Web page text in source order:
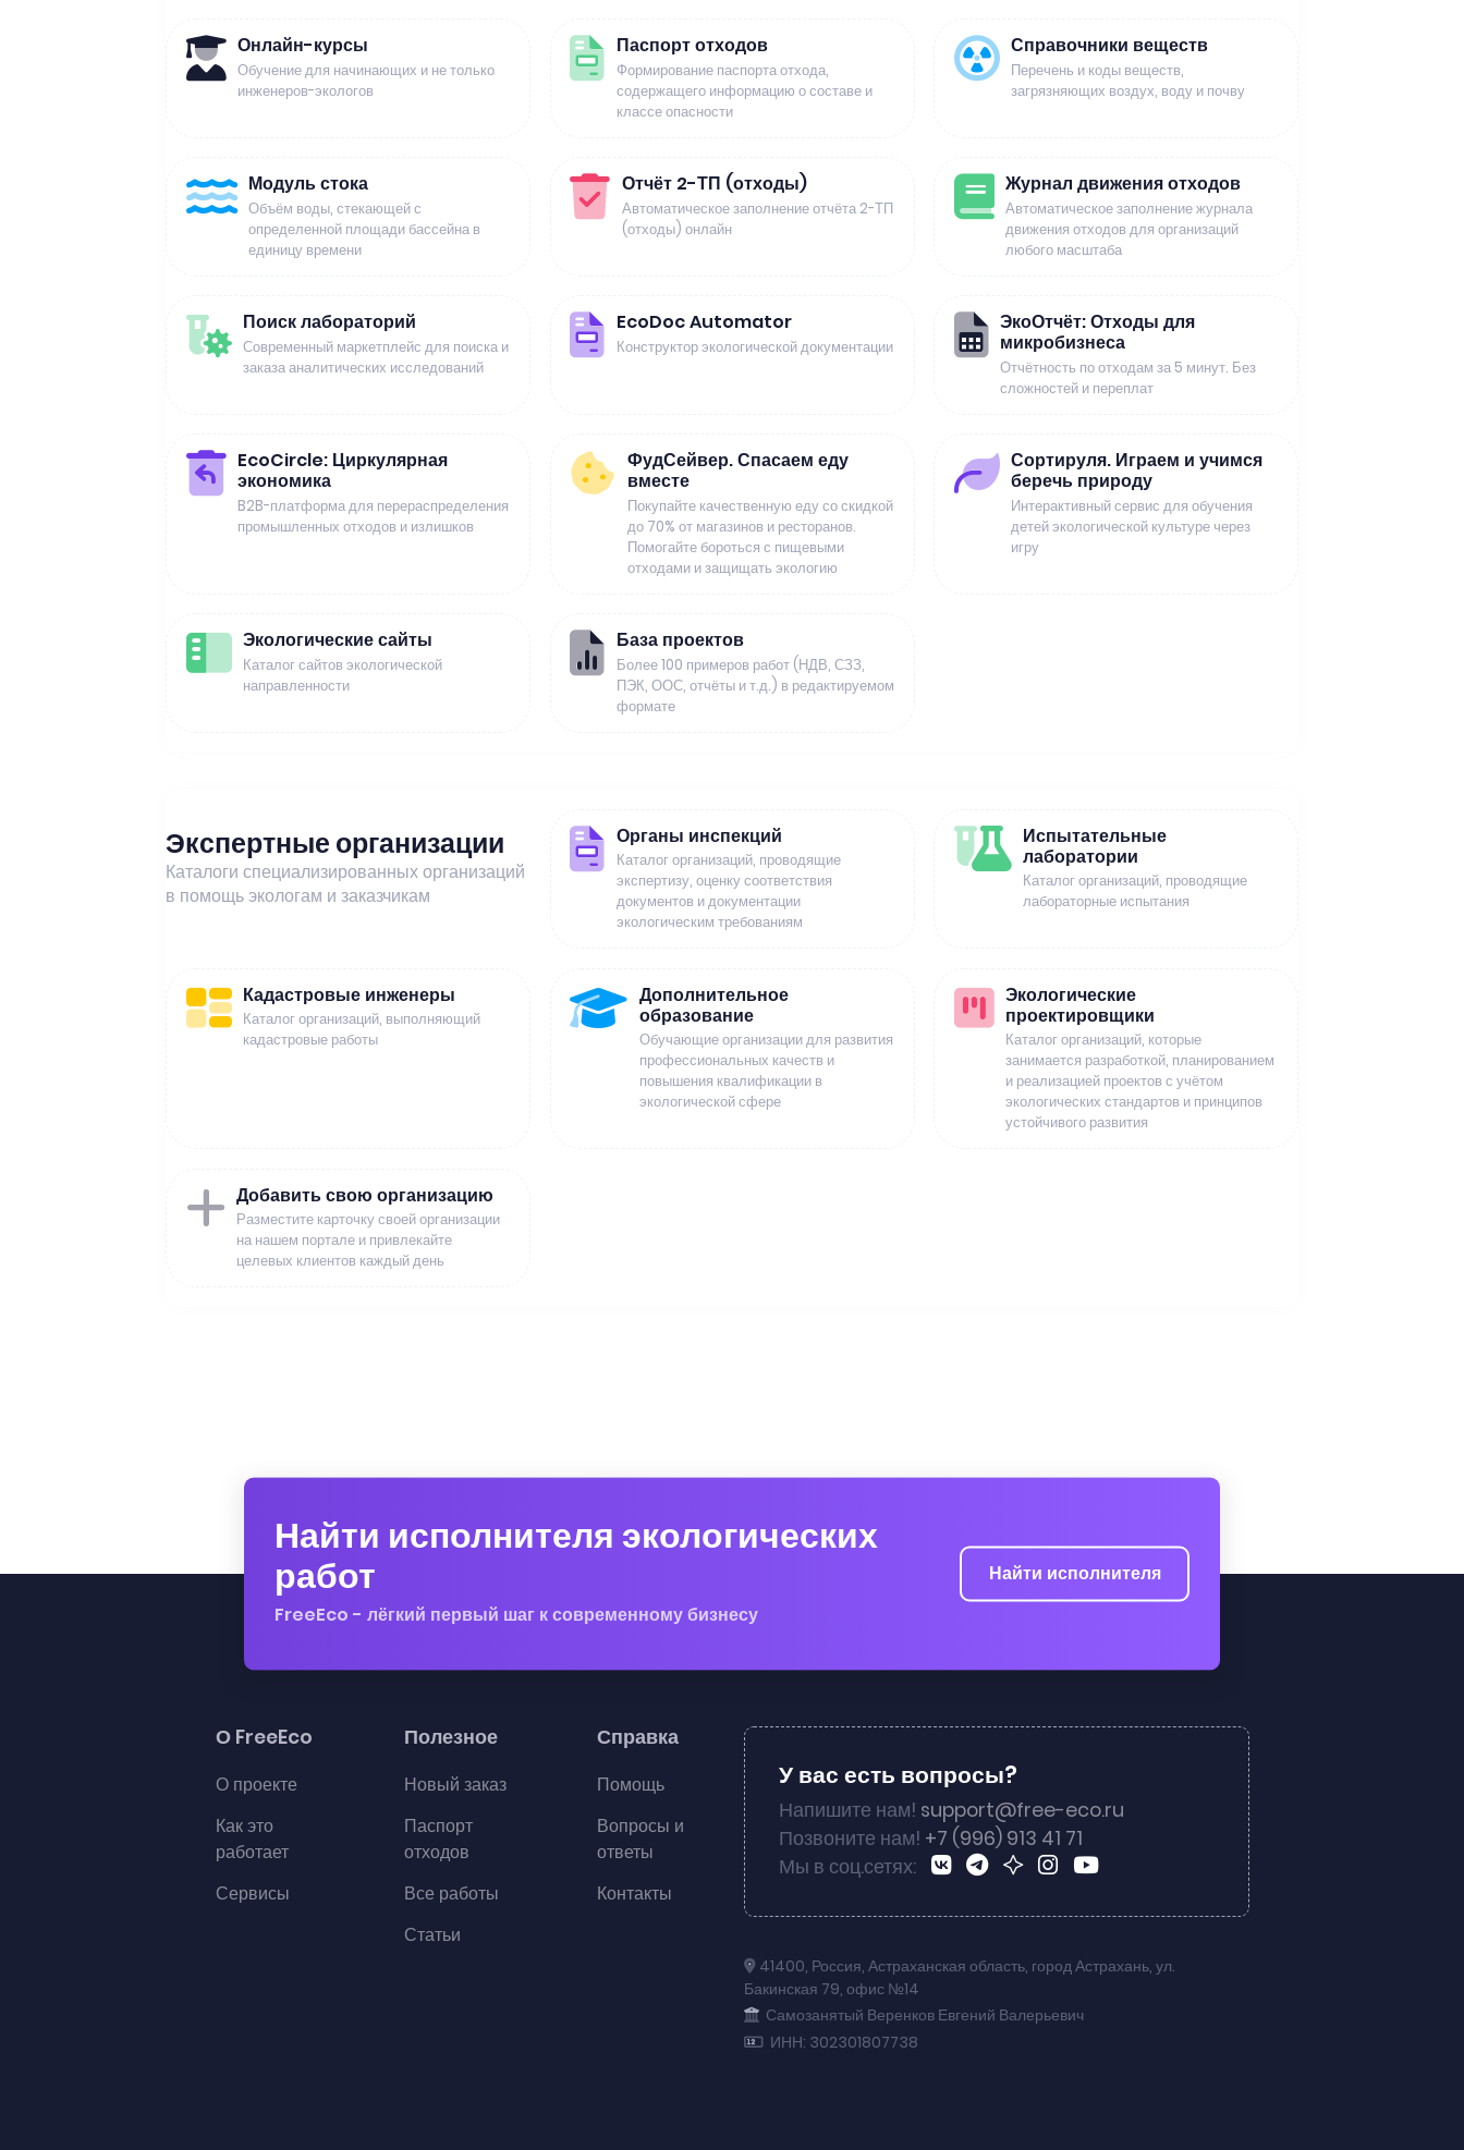
Онлайн-курсы
Обучение для начинающих и не только
инженеров-экологов
Паспорт отходов
Формирование паспорта отхода,
содержащего информацию о составе и
классе опасности
Справочники веществ
Перечень и коды веществ,
загрязняющих воздух, воду и почву
Модуль стока
Объём воды, стекающей с
определенной площади бассейна в
единицу времени
Отчёт 2-ТП (отходы)
Автоматическое заполнение отчёта 2-ТП
(отходы) онлайн
Журнал движения отходов
Автоматическое заполнение журнала
движения отходов для организаций
любого масштаба
Поиск лабораторий
Современный маркетплейс для поиска и
заказа аналитических исследований
EcoDoc Automator
Конструктор экологической документации
ЭкоОтчёт: Отходы для
микробизнеса
Отчётность по отходам за 5 минут. Без
сложностей и переплат
EcoCircle: Циркулярная
экономика
B2B-платформа для перераспределения
промышленных отходов и излишков
ФудСейвер. Спасаем еду
вместе
Покупайте качественную еду со скидкой
до 70% от магазинов и ресторанов.
Помогайте бороться с пищевыми
отходами и защищать экологию
Сортируля. Играем и учимся
беречь природу
Интерактивный сервис для обучения
детей экологической культуре через
игру
Экологические сайты
Каталог сайтов экологической
направленности
База проектов
Более 100 примеров работ (НДВ, СЗЗ,
ПЭК, ООС, отчёты и т.д.) в редактируемом
формате
Экспертные организации
Каталоги специализированных организаций
в помощь экологам и заказчикам
Органы инспекций
Каталог организаций, проводящие
экспертизу, оценку соответствия
документов и документации
экологическим требованиям
Испытательные
лаборатории
Каталог организаций, проводящие
лабораторные испытания
Кадастровые инженеры
Каталог организаций, выполняющий
кадастровые работы
Дополнительное
образование
Обучающие организации для развития
профессиональных качеств и
повышения квалификации в
экологической сфере
Экологические
проектировщики
Каталог организаций, которые
занимается разработкой, планированием
и реализацией проектов с учётом
экологических стандартов и принципов
устойчивого развития
Добавить свою организацию
Разместите карточку своей организации
на нашем портале и привлекайте
целевых клиентов каждый день
Найти исполнителя экологических
работ
FreeEco - лёгкий первый шаг к современному бизнесу
Найти исполнителя
О FreeEco
О проекте
Как это
работает
Сервисы
Полезное
Новый заказ
Паспорт
отходов
Все работы
Статьи
Справка
Помощь
Вопросы и
ответы
Контакты
У вас есть вопросы?
Напишите нам! support@free-eco.ru
Позвоните нам! +7 (996) 913 41 71
Мы в соц.сетях:
41400, Россия, Астраханская область, город Астрахань, ул.
Бакинская 79, офис №14
Самозанятый Веренков Евгений Валерьевич
ИНН: 302301807738